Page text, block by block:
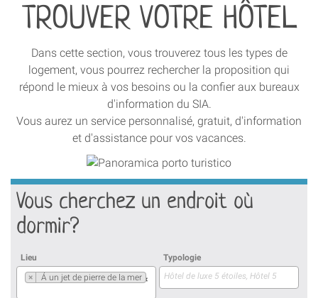
TROUVER VOTRE HÔTEL
Dans cette section, vous trouverez tous les types de
logement, vous pourrez rechercher la proposition qui
répond le mieux à vos besoins ou la confier aux bureaux
d'information du SIA.
Vous aurez un service personnalisé, gratuit, d'information
et d'assistance pour vos vacances.
Vous cherchez un endroit où
dormir?
Lieu
×
× Á un jet de pierre de la mer
Typologie